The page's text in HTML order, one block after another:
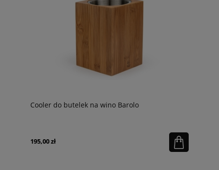
Cooler do butelek na wino Barolo
195,00 zł